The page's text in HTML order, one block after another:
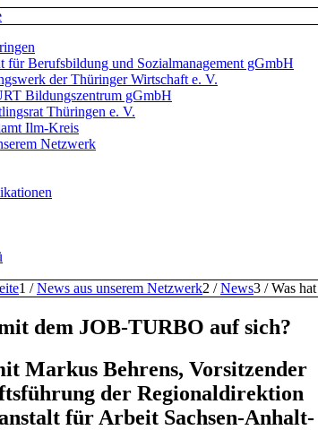
für Berufsbildung und Sozialmanagement gGmbH
der Thüringer Wirtschaft e. V.
Bildungszentrum gGmbH
Thüringen e. V.
Ilm-Kreis
Netzwerk
1 / News aus unserem Netzwerk2 / News3 / Was
dem JOB-TURBO auf sich?
Markus Behrens, Vorsitzender
der Regionaldirektion
für Arbeit Sachsen-Anhalt-